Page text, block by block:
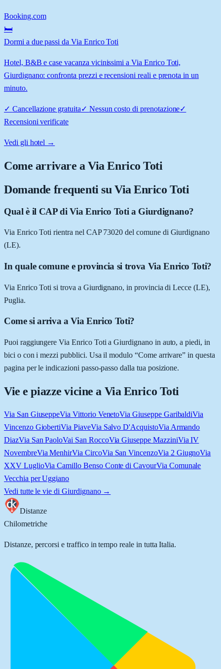
Booking.com
🛏️
Dormi a due passi da Via Enrico Toti
Hotel, B&B e case vacanza vicinissimi a Via Enrico Toti,
Giurdignano: confronta prezzi e recensioni reali e prenota in un
minuto.
✓ Cancellazione gratuita✓ Nessun costo di prenotazione✓
Recensioni verificate
Vedi gli hotel →
Come arrivare aVia Enrico Toti
Domande frequenti su Via Enrico Toti
Qual è il CAP di Via Enrico Toti a Giurdignano?
Via Enrico Toti rientra nel CAP 73020 del comune di Giurdignano
(LE).
In quale comune e provincia si trova Via Enrico Toti?
Via Enrico Toti si trova a Giurdignano, in provincia di Lecce (LE),
Puglia.
Come si arriva a Via Enrico Toti?
Puoi raggiungere Via Enrico Toti a Giurdignano in auto, a piedi, in
bici o con i mezzi pubblici. Usa il modulo “Come arrivare” in questa
pagina per le indicazioni passo-passo dalla tua posizione.
Vie e piazze vicine a Via Enrico Toti
Via San GiuseppeVia Vittorio VenetoVia Giuseppe GaribaldiVia
Vincenzo GiobertiVia PiaveVia Salvo D'AcquistoVia Armando
DiazVia San PaoloVai San RoccoVia Giuseppe MazziniVia IV
NovembreVia MenhirVia CircoVia San VincenzoVia 2 GiugnoVia
XXV LuglioVia Camillo Benso Conte di CavourVia Comunale
Vecchia per Uggiano
Vedi tutte le vie di Giurdignano→
Distanze
Chilometriche
Distanze, percorsi e traffico in tempo reale in tutta Italia.